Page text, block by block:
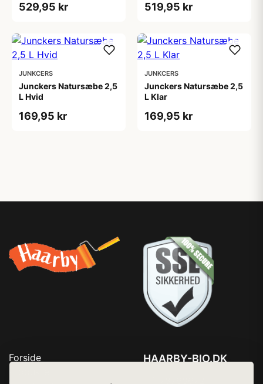
529,95 kr 519,95 kr
JUNKCERS
Junckers Natursæbe 2,5
L Hvid
169,95 kr
JUNKCERS
Junckers Natursæbe 2,5
L Klar
169,95 kr
Forside
HAARBY-BIO.DK